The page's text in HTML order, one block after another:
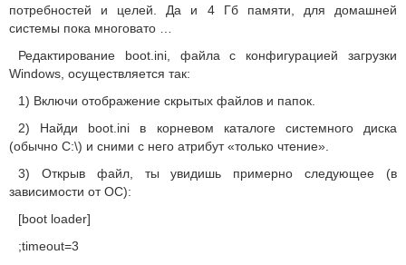
потребностей и целей. Да и 4 Гб памяти, для домашней
системы пока многовато …
Редактирование boot.ini, файла с конфигурацией загрузки
Windows, осуществляется так:
1) Включи отображение скрытых файлов и папок.
2) Найди boot.ini в корневом каталоге системного диска
(обычно C:\) и сними с него атрибут «только чтение».
3) Открыв файл, ты увидишь примерно следующее (в
зависимости от ОС):
[boot loader]
;timeout=3